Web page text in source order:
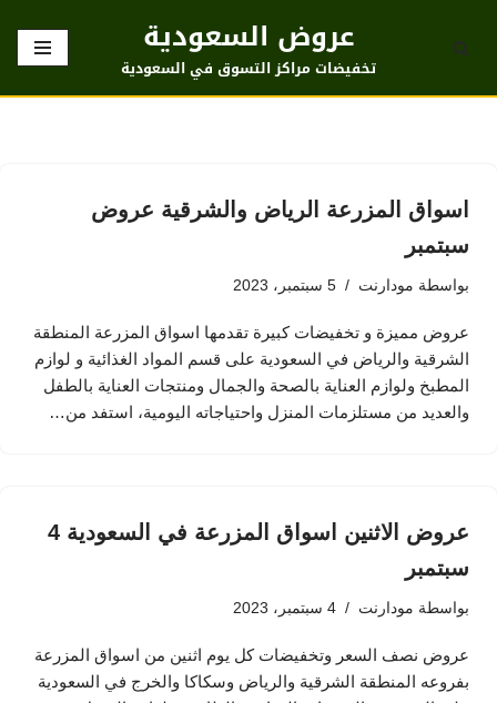
تخطى
عروض السعودية
تخفيضات مراكز التسوق في السعودية
اسواق المزرعة الرياض والشرقية عروض
سبتمبر
بواسطة مودارنت 5 سبتمبر، 2023
عروض مميزة و تخفيضات كبيرة تقدمها اسواق المزرعة المنطقة
الشرقية والرياض في السعودية على قسم المواد الغذائية و لوازم
المطبخ ولوازم العناية بالصحة والجمال ومنتجات العناية بالطفل
والعديد من مستلزمات المنزل واحتياجاته اليومية، استفد من…
عروض الاثنين اسواق المزرعة في السعودية 4
سبتمبر
بواسطة مودارنت 4 سبتمبر، 2023
عروض نصف السعر وتخفيضات كل يوم اثنين من اسواق المزرعة
بفروعه المنطقة الشرقية والرياض وسكاكا والخرج في السعودية